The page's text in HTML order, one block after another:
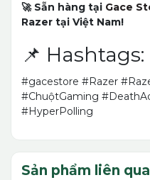
🚀 Sẵn hàng tại Gace
Razer tại Việt Nam!
📌 Hashtags:
#gacestore #Razer
#ChuộtGaming
#HyperPolling
Sản phẩm liên